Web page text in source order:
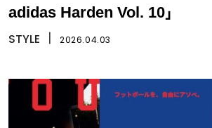
adidas Harden Vol. 10」
STYLE 2026.04.03